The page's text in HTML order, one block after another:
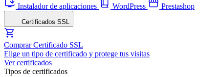
Instalador de aplicaciones
WordPress Prestashop
Certificados SSL
Comprar Certificado SSL
Elige un tipo de certificado y protege tus visitas
Ver certificados
Tipos de certificados